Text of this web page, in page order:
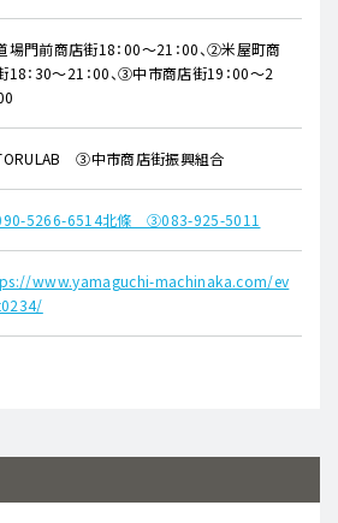
門前商店街18：00～21：00、②米屋町商
18：30～21：00、③中市商店街19：00～2
③中市商店街振興組合
5266-6514北條 ③083-925-5011
www.yamaguchi-machinaka.com/ev